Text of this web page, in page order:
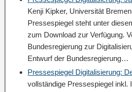
Kenji Kipker, Universität
Pressespiegel steht unter
zum Download zur Verfügung.
Bundesregierung zur
Entwurf der Bundesregierung…
Pressespiegel Digitalisierung:
vollständige Pressespiegel inkl.